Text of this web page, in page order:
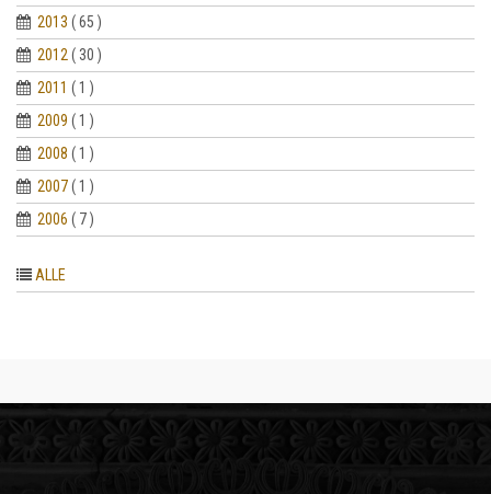
2013 ( 65 )
2012 ( 30 )
2011 ( 1 )
2009 ( 1 )
2008 ( 1 )
2007( 1 )
2006 ( 7 )
ALLE